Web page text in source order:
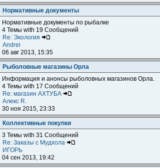
Нормативные документы
Нормативные документы по рыбалке
4 Темы with 19 Сообщений
Re: Экология
Andrei
06 авг 2013, 15:35
Рыболовные магазины Орла
Информация и анонсы рыболовных магазинов Орла.
4 Темы with 17 Сообщений
Re: магазин АХТУБА
Алекс R.
30 ноя 2015, 23:33
Коллективные покупки
3 Темы with 31 Сообщений
Re: Заказы с Мудхола
ИГОРЬ
04 сен 2013, 19:42